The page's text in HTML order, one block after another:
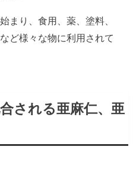
まり、食用、薬、塗料、
ど様々な物に利用されて
される亜麻仁、亜